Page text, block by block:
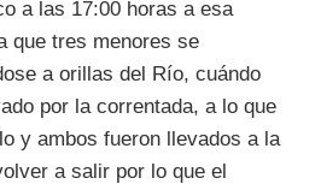
a las 17:00 horas a esa
que tres menores se
a orillas del Río, cuándo
por la correntada, a lo que
y ambos fueron llevados a la
a salir por lo que el